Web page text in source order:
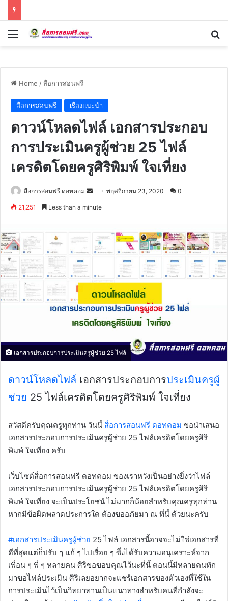
Menu
Home / สื่อการสอนฟรี
สื่อการสอนฟรี เรื่องแนะนำ
ดาวน์โหลดไฟล์ เอกสารประกอบ
การประเมินครูผู้ช่วย 25 ไฟล์
เครดิตโดยครูศิริพิมพ์ ใจเที่ยง
สื่อการสอนฟรี ดอทคอม
Sendพฤศจิกายน 23, 2020 0
21,251 Less than a minute
เอกสารประกอบการประเมินครูผู้ช่วย 25 ไฟล์
ดาวน์โหลดไฟล์ เอกสารประกอบการประเมินครูผู้
ช่วย 25 ไฟล์เครดิตโดยครูศิริพิมพ์ ใจเที่ยง
สวัสดีครับคุณครูทุกท่าน วันนี้ สื่อการสอนฟรี ดอทคอม ขอนำเสนอ
เอกสารประกอบการประเมินครูผู้ช่วย 25 ไฟล์เครดิตโดยครูศิริ
พิมพ์ ใจเที่ยง ครับ
เว็บไซต์สื่อการสอนฟรี ดอทคอม ของเราหวังเป็นอย่างยิ่งว่าไฟล์
เอกสารประกอบการประเมินครูผู้ช่วย 25 ไฟล์เครดิตโดยครูศิริ
พิมพ์ ใจเที่ยง จะเป็นประโยชน์ ไม่มากก็น้อยสำหรับคุณครูทุกท่าน
หากมีข้อผิดพลาดประการใด ต้องขออภัยมา ณ ที่นี้ ด้วยนะครับ
#เอกสารประเมินครูผู้ช่วย 25 ไฟล์ เอกสารนี้อาจจะไม่ใช่เอกสารที่
ดีที่สุดแต่ก็ปรับ ๆ แก้ ๆ ไปเรื่อย ๆ ซึ่งได้รับความอนุเคราะห์จาก
เพื่อน ๆ พี่ ๆ หลายคน ศิริขอขอบคุณไว้นะที่นี้ ตอนนี้มีหลายคนทัก
มาขอไฟล์ประเมิน ศิริเลยอยากจะแชร์เอกสารของตัวเองที่ใช้ใน
การประเมินไว้เป็นวิทยาทานเป็นแนวทางสำหรับคนที่กำลังจะ